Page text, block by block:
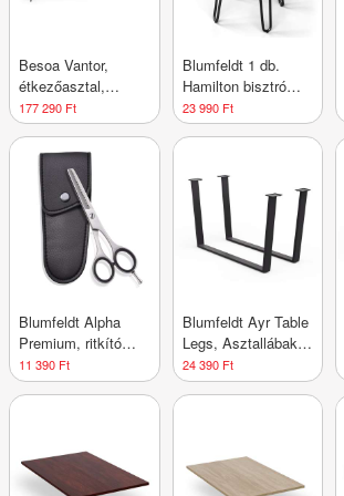
Besoa Vantor,
étkezőasztal,
akácfa,
vaskonstrukció, 175
x 78 x 90 cm, fa
177 290 Ft
Blumfeldt 1 db.
Hamilton bisztró
szék Ø33 cm Fa
acélkeret
23 990 Ft
Blumfeldt Alpha
Premium, ritkító
olló, extra éles,
egyoldalas
11 390 Ft
Blumfeldt Ayr Table
Legs, Asztallábak
62 x 43 cm, fém
24 390 Ft